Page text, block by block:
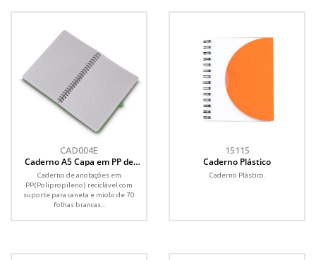
CAD004E
Caderno A5 Capa em PP de
anotações
Caderno de anotações em
PP(Polipropileno) reciclável com
suporte para caneta e miolo de 70
folhas brancas...
15115
Caderno Plástico
Caderno Plástico.